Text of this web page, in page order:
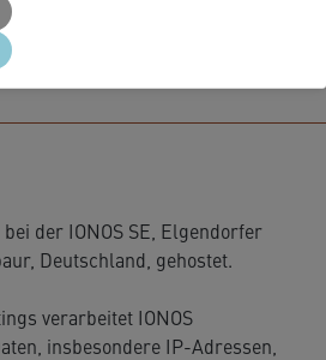
Wahrung unserer berechtigten
Einbindung von
6 Abs. 1 lit. f DSGVO.
der IONOS SE, Elgendorfer
Deutschland, gehostet.
verarbeitet IONOS
insbesondere IP-Adressen,